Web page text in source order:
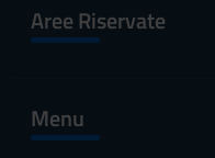
Aree Riservate
Menu